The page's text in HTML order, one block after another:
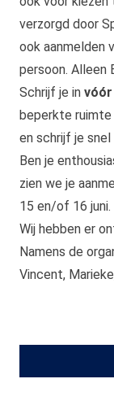
verzorgd door
ook aanmelden
persoon. Alleen
Schrijf je in vóór
beperkte ruimte
en schrijf je
Ben je
zien we je
15 en/of 16 juni.
Wij hebben er
Namens de
Vincent,